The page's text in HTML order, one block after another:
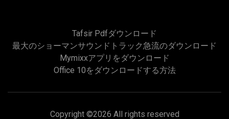
Tafsir Pdfダウンロード
最大のショーマンサウンドトラック急流のダウンロード
Mymixxアプリをダウンロード
Office 10をダウンロードする方法
Copyright ©2026 All rights reserved